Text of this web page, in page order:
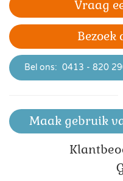
Vraag
Bezoek
Bel ons: 0413 - 820
Maak gebruik